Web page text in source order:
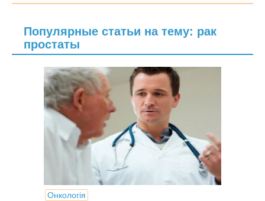
Популярные статьи на тему: рак
простаты
Онкологія